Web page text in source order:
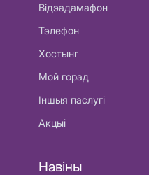
Відэадамафон
Тэлефон
Хостынг
Мой горад
Іншыя паслугі
Акцыі
Навіны